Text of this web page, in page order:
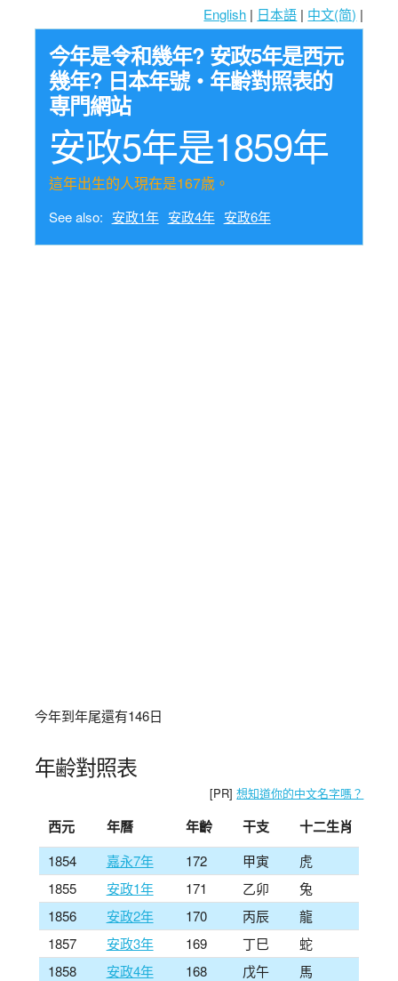
English | 日本語 | 中文(简) |
今年是令和幾年? 安政5年是西元
幾年? 日本年號・年齢對照表的
専門網站
安政5年是1859年
這年出生的人現在是167歳。
See also: 安政1年 安政4年 安政6年
今年到年尾還有146日
年齢對照表
[PR]想知道你的中文名字嗎？
西元 年曆 年齡 干支 十二生肖
1854 嘉永7年 172 甲寅
虎
1855
安政1年 171 乙卯
兔
1856
安政2年 170 丙辰
龍
1857
安政3年 169 丁巳
蛇
1858
安政4年 168 戊午
馬